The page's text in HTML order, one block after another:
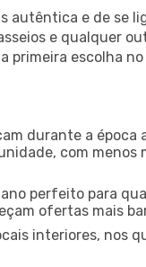
autêntica e de se
e qualquer
primeira escolha
durante a época
com menos
perfeito para
ofertas mais
interiores, nos